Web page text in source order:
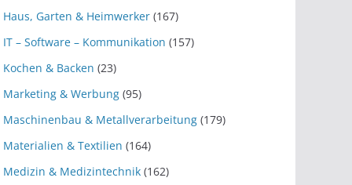
Haus, Garten & Heimwerker (167)
IT – Software – Kommunikation (157)
Kochen & Backen (23)
Marketing & Werbung (95)
Maschinenbau & Metallverarbeitung (179)
Materialien & Textilien (164)
Medizin & Medizintechnik (162)